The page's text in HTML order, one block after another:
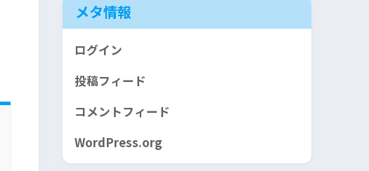
メタ情報
ログイン
投稿フィード
コメントフィード
WordPress.org